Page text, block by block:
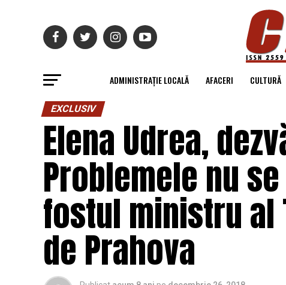
ADMINISTRAȚIE LOCALĂ AFACERI CULTURĂ
EXCLUSIV
Elena Udrea,
Problemele nu
fostul ministru al
de Prahova